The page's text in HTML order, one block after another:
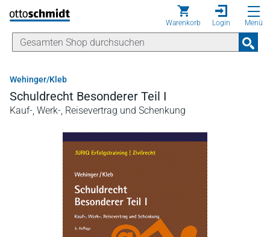
Direkt zum Inhalt
Warenkorb Login Menü
Wehinger/Kleb
Schuldrecht Besonderer Teil I
Kauf-, Werk-, Reisevertrag und Schenkung